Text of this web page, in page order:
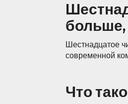
больше,
Шестнадцатое
современной
Что